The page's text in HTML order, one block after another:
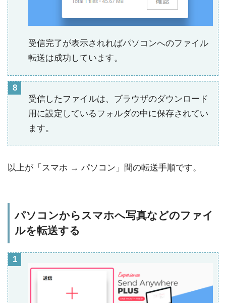
受信完了が表示されればパソコンへのファイル
転送は成功しています。
受信したファイルは、ブラウザのダウンロード
用に設定しているフォルダの中に保存されてい
ます。
以上が「スマホ → パソコン」間の転送手順です。
パソコンからスマホへ写真などのファイ
ルを転送する